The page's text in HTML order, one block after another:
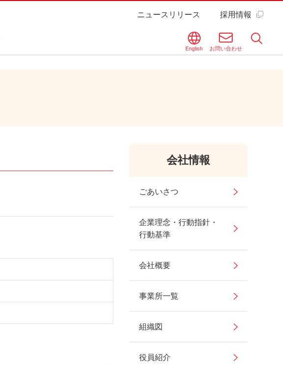
ニュースリリース 採用情報
English お問い合わせ
会社情報
ごあいさつ
企業理念・行動指針・
行動基準
会社概要
事業所一覧
組織図
役員紹介